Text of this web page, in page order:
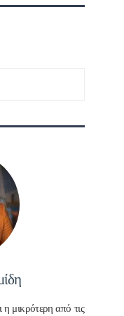
μικρότερη από τις